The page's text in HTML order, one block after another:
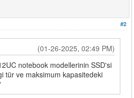
#2
(01-26-2025, 02:49 PM)
notebook modellerinin SSD'si
tür ve maksimum kapasitedeki